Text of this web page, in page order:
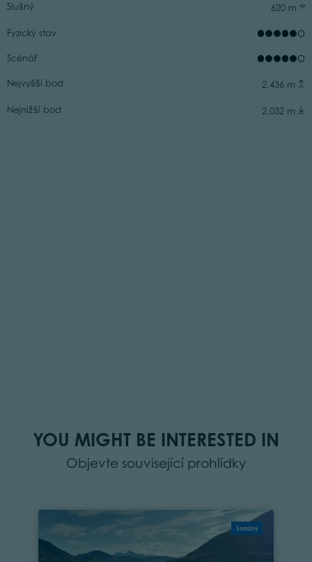
Slušný 620 m
Fyzický stav
Scénář
Nejvyšší bod 2.436 m
Nejnižší bod 2.032 m
YOU MIGHT BE INTERESTED IN
Objevte související prohlídky
Snadný